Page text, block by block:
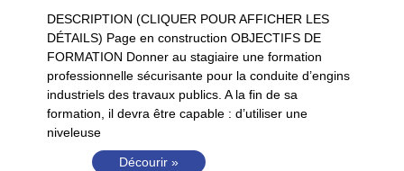
DESCRIPTION (CLIQUER POUR AFFICHER LES
DÉTAILS) Page en construction OBJECTIFS DE
FORMATION Donner au stagiaire une formation
professionnelle sécurisante pour la conduite d’engins
industriels des travaux publics. A la fin de sa
formation, il devra être capable : d’utiliser une
niveleuse
Décourir »